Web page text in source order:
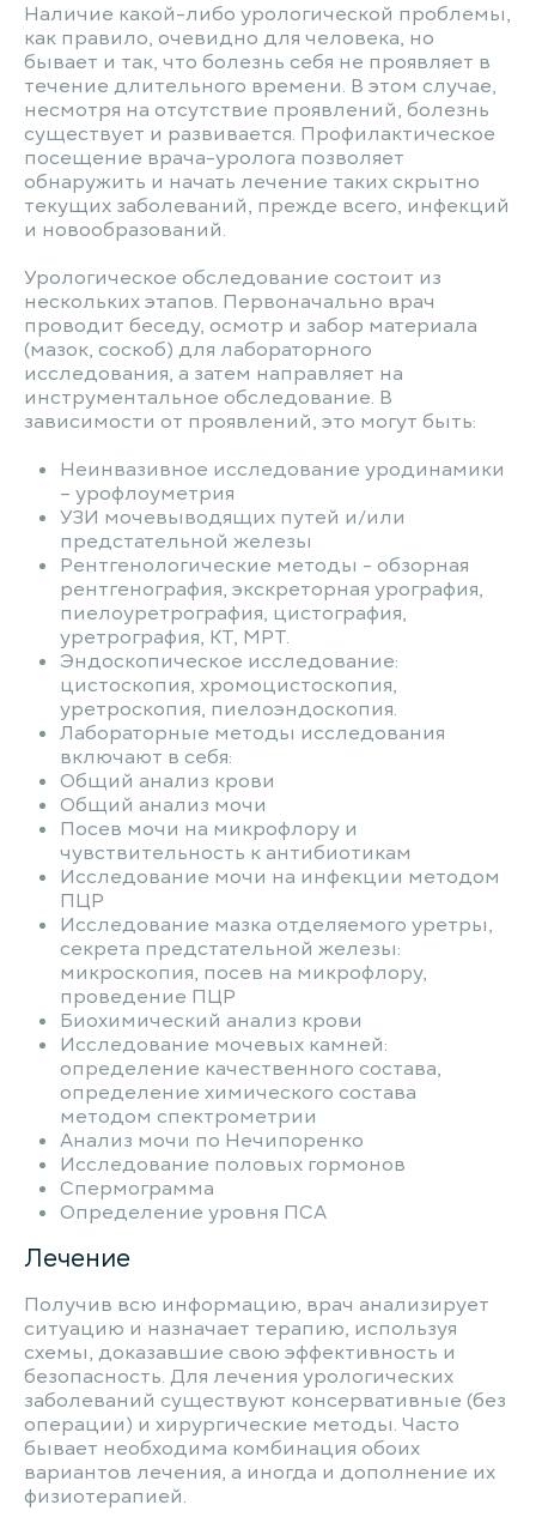
Наличие какой-либо урологической проблемы,
как правило, очевидно для человека, но
бывает и так, что болезнь себя не проявляет в
течение длительного времени. В этом случае,
несмотря на отсутствие проявлений, болезнь
существует и развивается. Профилактическое
посещение врача-уролога позволяет
обнаружить и начать лечение таких скрытно
текущих заболеваний, прежде всего, инфекций
и новообразований.
Урологическое обследование состоит из
нескольких этапов. Первоначально врач
проводит беседу, осмотр и забор материала
(мазок, соскоб) для лабораторного
исследования, а затем направляет на
инструментальное обследование. В
зависимости от проявлений, это могут быть:
Неинвазивное исследование уродинамики
– урофлоуметрия
УЗИ мочевыводящих путей и/или
предстательной железы
Рентгенологические методы - обзорная
рентгенография, экскреторная урография,
пиелоуретрография, цистография,
уретрография, КТ, МРТ.
Эндоскопическое исследование:
цистоскопия, хромоцистоскопия,
уретроскопия, пиелоэндоскопия.
Лабораторные методы исследования
включают в себя:
Общий анализ крови
Общий анализ мочи
Посев мочи на микрофлору и
чувствительность к антибиотикам
Исследование мочи на инфекции методом
ПЦР
Исследование мазка отделяемого уретры,
секрета предстательной железы:
микроскопия, посев на микрофлору,
проведение ПЦР
Биохимический анализ крови
Исследование мочевых камней:
определение качественного состава,
определение химического состава
методом спектрометрии
Анализ мочи по Нечипоренко
Исследование половых гормонов
Спермограмма
Определение уровня ПСА
Лечение
Получив всю информацию, врач анализирует
ситуацию и назначает терапию, используя
схемы, доказавшие свою эффективность и
безопасность. Для лечения урологических
заболеваний существуют консервативные (без
операции) и хирургические методы. Часто
бывает необходима комбинация обоих
вариантов лечения, а иногда и дополнение их
физиотерапией.